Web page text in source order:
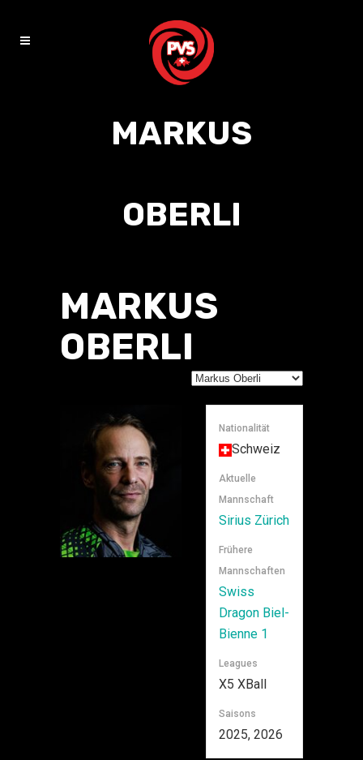
MARKUS
OBERLI
MARKUS
OBERLI
Nationalität
Schweiz
Aktuelle
Mannschaft
Sirius Zürich
Frühere
Mannschaften
Swiss
Dragon Biel-
Bienne 1
Leagues
X5 XBall
Saisons
2025, 2026